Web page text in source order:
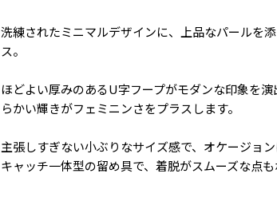
洗練されたミニマルデザインに、上品なパールを
ス。
ほどよい厚みのあるU字フープがモダンな印象を
らかい輝きがフェミニンさをプラスします。
主張しすぎない小ぶりなサイズ感で、オケージョン
キャッチ一体型の留め具で、着脱がスムーズな点も